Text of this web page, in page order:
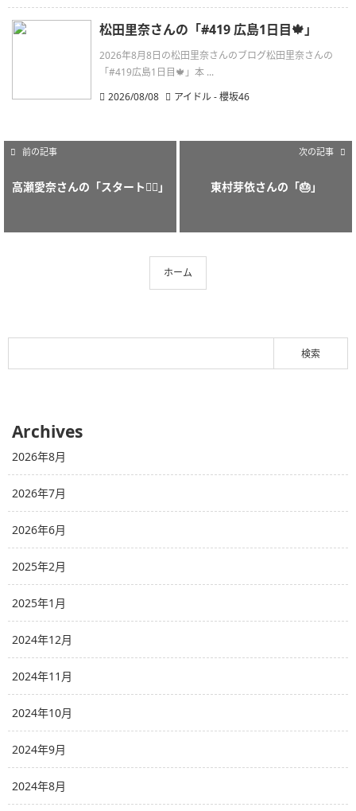
松田里奈さんの「#419 広島1日目🍁」
2026年8月8日の松田里奈さんのブログ松田里奈さんの
「#419広島1日目🍁」本 ...
2026/08/08
アイドル - 櫻坂46
前の記事
高瀬愛奈さんの「スタート🙆‍♀️」
次の記事
東村芽依さんの「🎂」
ホーム
Archives
2026年8月
2026年7月
2026年6月
2025年2月
2025年1月
2024年12月
2024年11月
2024年10月
2024年9月
2024年8月